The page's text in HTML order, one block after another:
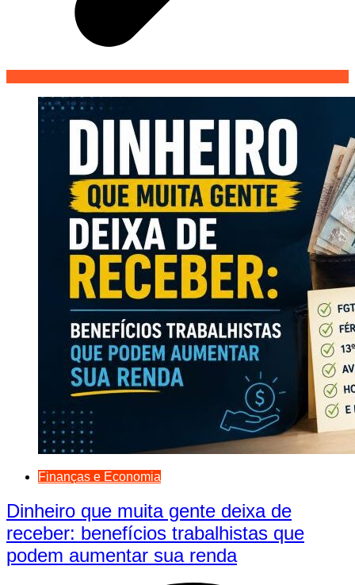
Finanças e Economia
Dinheiro que muita gente deixa de
receber: benefícios trabalhistas que
podem aumentar sua renda